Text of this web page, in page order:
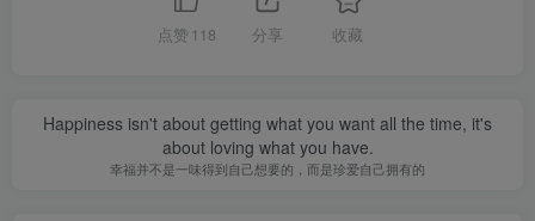
点赞 118 分享 收藏
Happiness isn't about getting what you want all the time, it's
about loving what you have.
幸福并不是一味得到自己想要的，而是珍爱自己拥有的